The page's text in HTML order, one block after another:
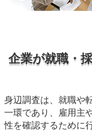
企業が就職・
身辺調査は、就職や
一環であり、雇用主
性を確認するために